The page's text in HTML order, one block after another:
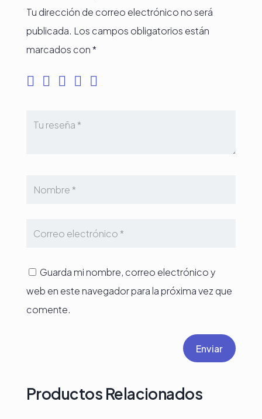
Tu dirección de correo electrónico no será
publicada. Los campos obligatorios están
marcados con*
Guarda mi nombre, correo electrónico y
web en este navegador para la próxima vez que
comente.
Enviar
Productos Relacionados